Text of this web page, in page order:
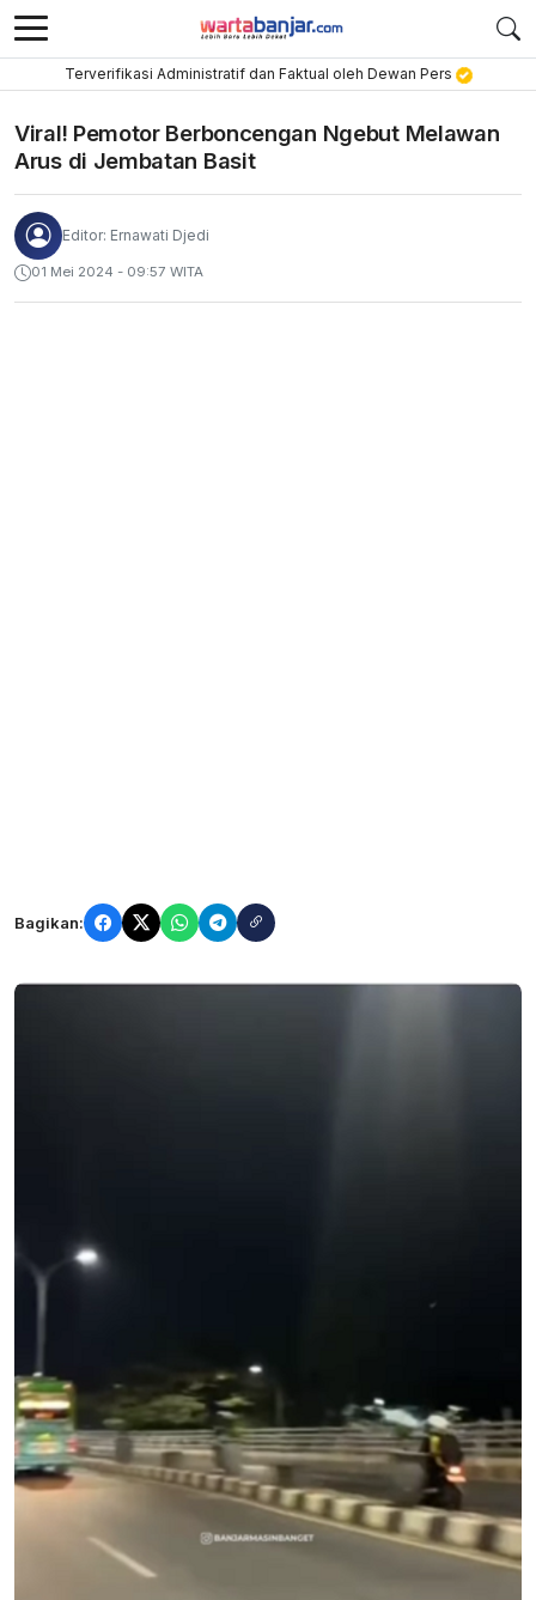
Terverifikasi Administratif dan Faktual oleh Dewan Pers
Viral! Pemotor Berboncengan Ngebut Melawan
Arus di Jembatan Basit
Editor: Ernawati Djedi
01 Mei 2024 - 09:57 WITA
Bagikan: